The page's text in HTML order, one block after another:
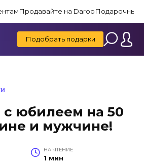
Продавайте на DarooПодарочные
Подобрать подарки
юбилеем на 50
и мужчине!
НА ЧТЕНИЕ
1 мин